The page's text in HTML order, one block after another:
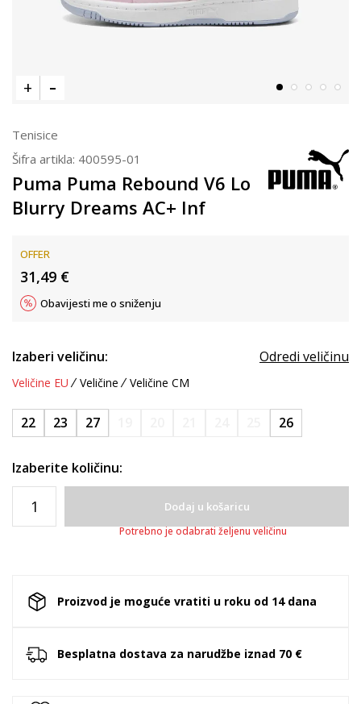
Tenisice
Šifra artikla: 400595-01
Puma Puma Rebound V6 Lo
Blurry Dreams AC+ Inf
OFFER
31,49 €
Obavijesti me o sniženju
Izaberi veličinu: Odredi veličinu
Veličine EU Veličine Veličine CM
22 23 27 26
Izaberite količinu:
Dodaj u košaricu
Potrebno je odabrati željenu veličinu
Proizvod je moguće vratiti u roku od 14 dana
Besplatna dostava za narudžbe iznad 70 €